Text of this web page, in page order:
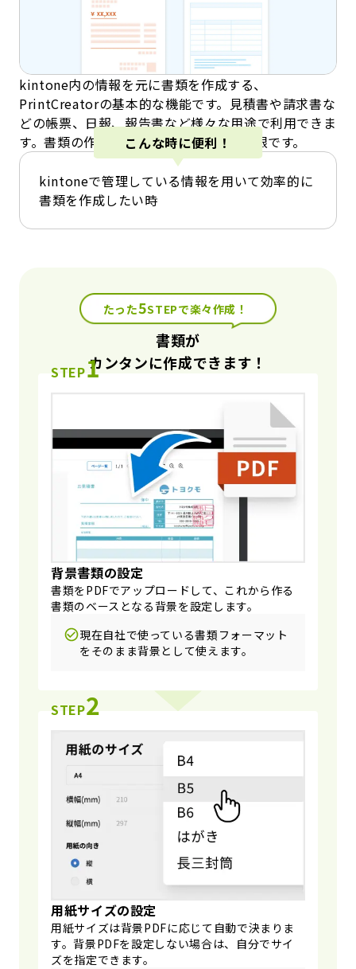
kintone内の情報を元に書類を作成する、
PrintCreatorの基本的な機能です。見積書や請求書な
どの帳票、日報、報告書など様々な用途で利用できま
す。書類の作成数はどのコースでも無制限です。
こんな時に便利！
kintoneで管理している情報を用いて効率的に
書類を作成したい時
たった5STEPで楽々作成 ！
書類が
カンタンに作成できます！
STEP1
背景書類の設定
書類をPDFでアップロードして、これから作る
書類のベースとなる背景を設定します。
現在自社で使っている書類フォーマット
をそのまま背景として使えます。
STEP2
用紙サイズの設定
用紙サイズは背景PDFに応じて自動で決まりま
す。背景PDFを設定しない場合は、自分でサイ
ズを指定できます。